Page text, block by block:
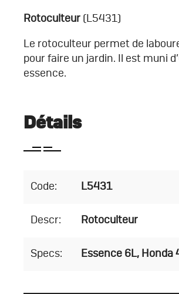
Rotoculteur (L5431)
Le rotoculteur permet de
pour faire un jardin. Il est muni
essence.
Détails
Code: L5431
Descr: Rotoculteur
Specs: Essence 6L, Honda